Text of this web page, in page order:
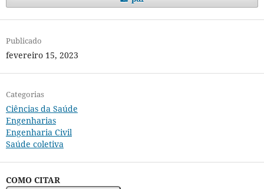
Publicado
fevereiro 15, 2023
Categorias
Ciências da Saúde
Engenharias
Engenharia Civil
Saúde coletiva
COMO CITAR